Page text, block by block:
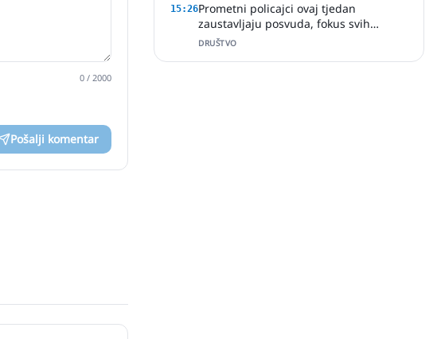
0 / 2000
Pošalji komentar
15:26Prometni policajci ovaj tjedan
zaustavljaju posvuda, fokus svih
kamera na brzini vožnje
DRUŠTVO